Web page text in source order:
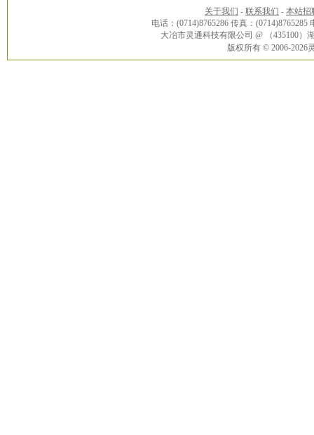
关于我们 - 联系我们 - 本站招
电话：(0714)8765286 传真：(0714)8765285
大冶市灵通科技有限公司 @ （435100
版权所有 © 2006-2026